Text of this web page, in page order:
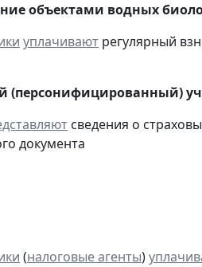
объектами водных
уплачивают регулярный
сведения о
документа
(налоговые агенты)